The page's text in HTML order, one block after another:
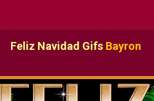
Feliz Navidad Gifs Bayron